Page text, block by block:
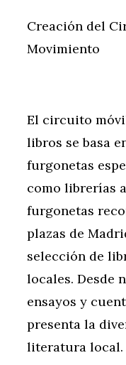
Creación del
Movimiento
El circuito
libros se basa
furgonetas
como librerías
furgonetas
plazas de
selección de
locales. Desde
ensayos y
presenta la
literatura local.